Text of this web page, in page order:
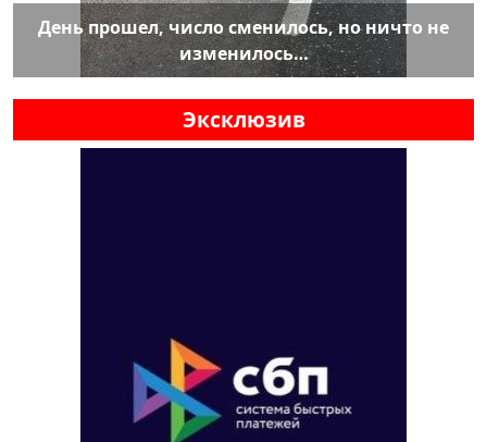
День прошел, число сменилось, но ничто не
изменилось…
Эксклюзив